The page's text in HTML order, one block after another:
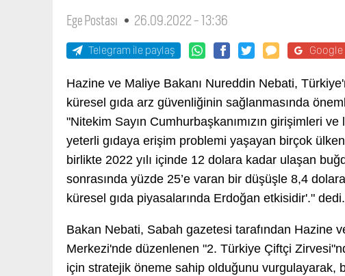
Ege Postası 26.09.2022 - 13:36
Telegram ile paylaş
Hazine ve Maliye Bakanı Nureddin Nebati,
küresel gıda arz güvenliğinin sağlanmasında
"Nitekim Sayın Cumhurbaşkanımızın girişimleri
yeterli gıdaya erişim problemi yaşayan birçok
birlikte 2022 yılı içinde 12 dolara kadar ulaşan
sonrasında yüzde 25’e varan bir düşüşle 8,4
küresel gıda piyasalarında Erdoğan etkisidir'." dedi.
Bakan Nebati, Sabah gazetesi tarafından Hazine
Merkezi'nde düzenlenen "2. Türkiye Çiftçi
için stratejik öneme sahip olduğunu vurgulayarak,